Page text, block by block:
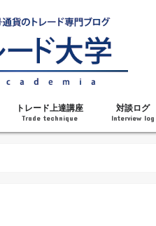
トレード上達講座
Trade technique
対談ログ
Interview log